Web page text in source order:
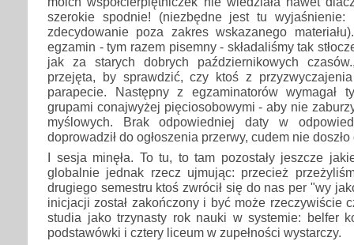
szerokie spodnie! (niezbędne jest tu wyjaśnienie:
zdecydowanie poza zakres wskazanego
egzamin - tym razem pisemny - składaliśmy tak
jak za starych dobrych październikowych
przejęta, by sprawdzić, czy ktoś z
parapecie. Następny z egzaminatorów wymagał
grupami conajwyżej pięciosobowymi - aby nie
myślowych. Brak odpowiedniej daty w
doprowadził do ogłoszenia przerwy, cudem nie
I sesja minęła. To tu, to tam pozostały jeszcze
globalnie jednak rzecz ujmując: przecież
drugiego semestru ktoś zwrócił się do nas per "wy
inicjacji został zakończony i być może rzeczywiście
studia jako trzynasty rok nauki w systemie: belfer
podstawówki i cztery liceum w zupełności wystarczy.